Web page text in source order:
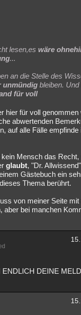
lesen,es wäre
...
an die Stelle des
unmündig bleiben.
für voll
hier für voll genommen
abwertenden
auf alle Fälle
Mensch das
glaubt, "Dr.
Gästebuch ein
Thema berührt.
von meiner Seite
aber bei manchen
DEINE